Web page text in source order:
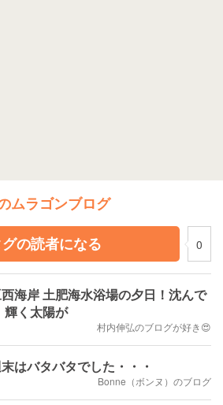
ムラゴンブログ
の読者になる
0
海岸 土肥海水浴場の夕日！沈んで
輝く太陽が
村内伸弘のブログが好き😍
はバタバタでした・・・
Bonne（ボンヌ）のブログ